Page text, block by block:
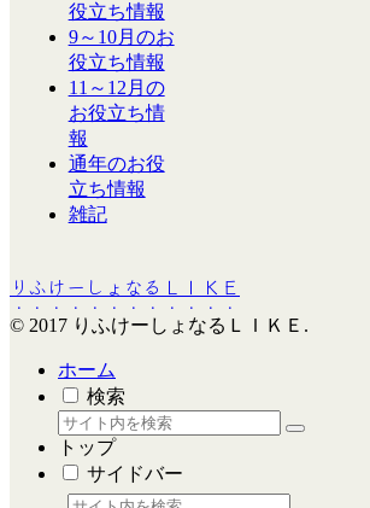
役立ち情報
9～10月のお
役立ち情報
11～12月の
お役立ち情
報
通年のお役
立ち情報
雑記
りふけーしょなるＬＩＫＥ
© 2017 りふけーしょなるＬＩＫＥ.
ホーム
検索
トップ
サイドバー